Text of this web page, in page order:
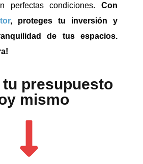
perfectas condiciones. Con
, proteges tu inversión y
de tus espacios.
presupuesto
mismo